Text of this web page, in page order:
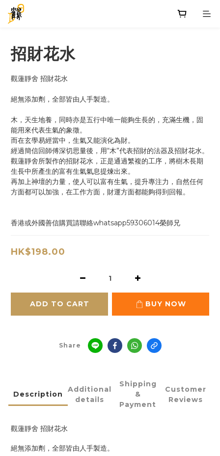
招財花水
觀蓮靜舍 招財花水
絕無添加劑，全部皆由人手製造。
木，天生地養，同時亦是五行中唯一能夠生長的，充滿生機，固
能用來代表生氣的象徵。
而在玄學易經當中，生氣又能演化為財。
經過簡信回師傅深切思量後，用“木”代表招財的法器及招財花水。
觀蓮靜舍所製作的招財花水，正是通過繁複的工序，將樹木長期
生長中所產生的富有生氣氣息提煉出來。
再加上神壇的力量，使人可以富有生氣，提升專注力，自然任何
方面都可以加強，在工作方面，財運方面都能夠得到回報。
香港或外國善信購買請聯絡whatsapp59306014榮師兄
HK$198.00
ADD TO CART BUY NOW
Share
Description
Additional
details
Shipping
&
Payment
Customer
Reviews
觀蓮靜舍 招財花水
絕無添加劑，全部皆由人手製造。